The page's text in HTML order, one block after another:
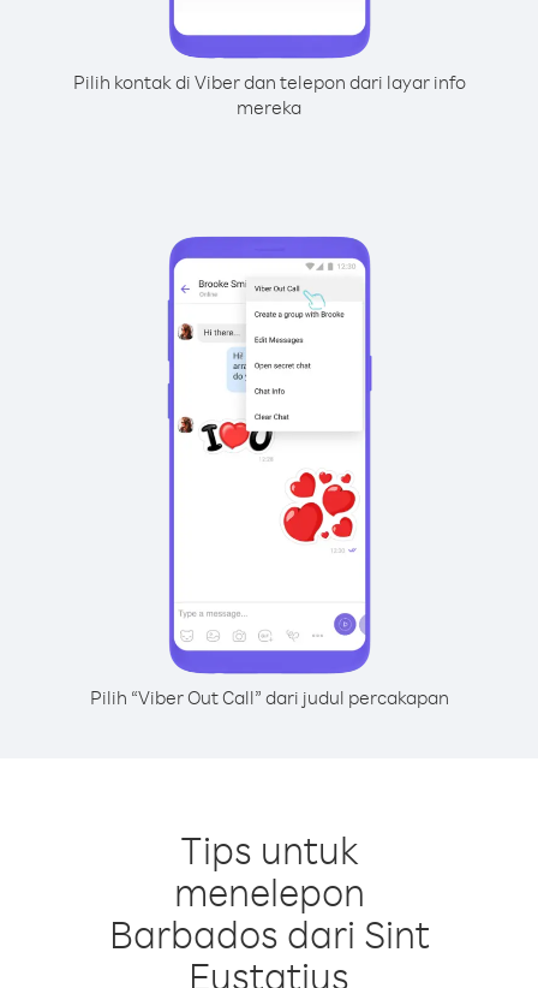
Pilih kontak di Viber dan telepon dari layar info
mereka
Pilih “Viber Out Call” dari judul percakapan
Tips untuk
menelepon
Barbados dari Sint
Eustatius